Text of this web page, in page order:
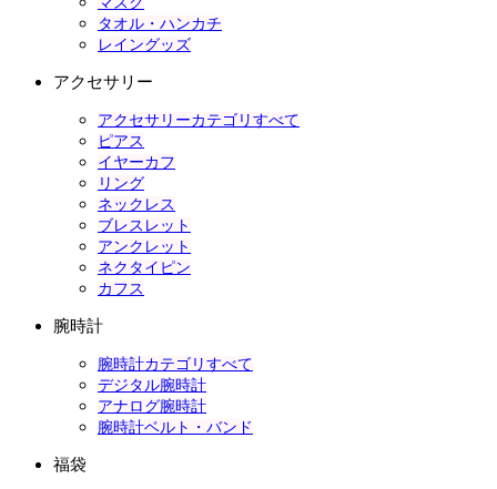
タオル・ハンカチ
レイングッズ
アクセサリー
アクセサリーカテゴリすべて
ピアス
イヤーカフ
リング
ネックレス
ブレスレット
アンクレット
ネクタイピン
カフス
腕時計
腕時計カテゴリすべて
デジタル腕時計
アナログ腕時計
腕時計ベルト・バンド
福袋